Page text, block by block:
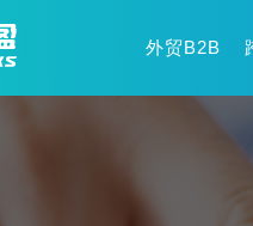
外贸B2B